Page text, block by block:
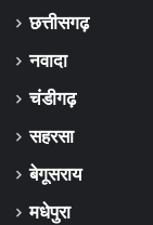
छत्तीसगढ़
नवादा
चंडीगढ़
सहरसा
बेगूसराय
मधेपुरा